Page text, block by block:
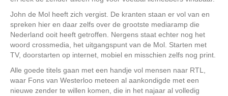
John de Mol heeft zich vergist. De kranten staan er vol van en
spreken hier en daar zelfs over de grootste mediaramp die
Nederland ooit heeft getroffen. Nergens staat echter nog het
woord crossmedia, het uitgangspunt van de Mol. Starten met
TV, doorstarten op internet, mobiel en misschien zelfs nog print.
Alle goede titels gaan met een handje vol mensen naar RTL,
waar Fons van Westerloo meteen al aankondigde met een
nieuwe zender te willen komen, die in het najaar al volledig